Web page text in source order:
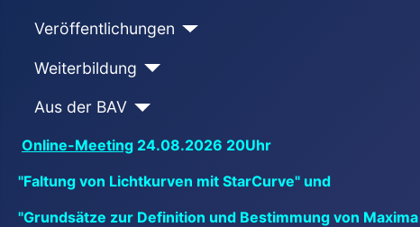
Veröffentlichungen
Weiterbildung
Aus der BAV
Online-Meeting 24.08.2026 20Uhr
"Faltung von Lichtkurven mit StarCurve" und
"Grundsätze zur Definition und Bestimmung von